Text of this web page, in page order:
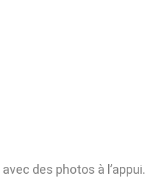
avec des photos à l’appui.